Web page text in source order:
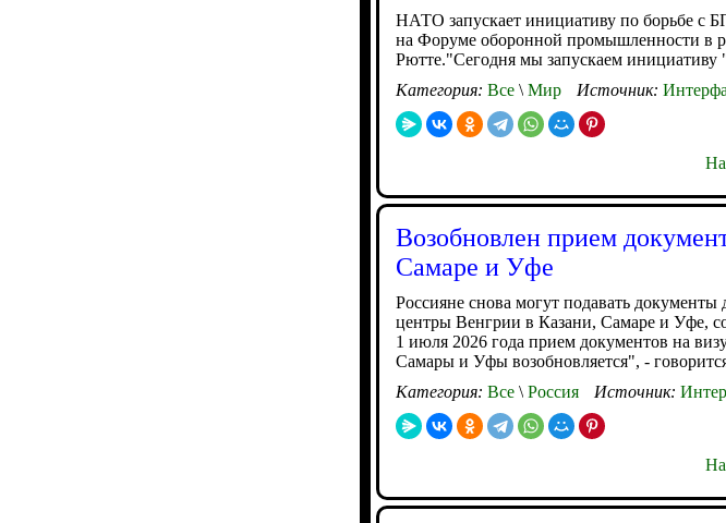
НАТО запускает инициативу по борьбе с
на Форуме оборонной промышленности в
Рютте."Сегодня мы запускаем инициативу
Категория: Все \ Мир Источник:
Возобновлен прием
Самаре и Уфе
Россияне снова могут подавать
центры Венгрии в Казани, Самаре и Уфе,
1 июля 2026 года прием документов на
Самары и Уфы возобновляется", -
Категория: Все \ Россия Источник: